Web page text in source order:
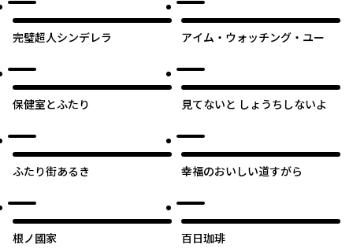
完璧超人シンデレラ アイム・ウォッチング・ユー
保健室とふたり 見てないと しょうちしないよ
ふたり街あるき 幸福のおいしい道すがら
根ノ國家 百日珈琲